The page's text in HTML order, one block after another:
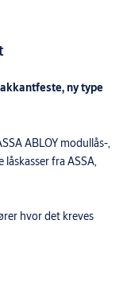
ny type
ABLOY modullås-,
låskasser fra ASSA,
hvor det kreves